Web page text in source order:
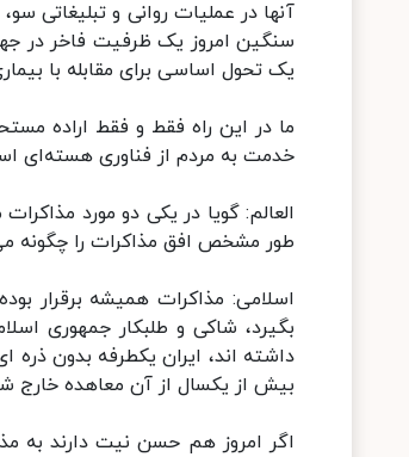
آنها در عملیات روانی و
سنگین امروز یک ظرفیت فاخر در
یک تحول اساسی برای مقابله با
ما در این راه فقط و فقط اراده
خدمت به مردم از فناوری هسته‌ای
العالم: گویا در یکی دو مورد
طور مشخص افق مذاکرات را چگونه
اسلامی: مذاکرات همیشه برقرار
داشته اند، ایران یکطرفه بدون
بیش از یکسال از آن معاهده خارج
اگر امروز هم حسن نیت دارند به